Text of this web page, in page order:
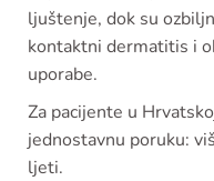
ljuštenje, dok su
kontaktni dermatitis i
uporabe.
Za pacijente u
jednostavnu poruku:
ljeti.